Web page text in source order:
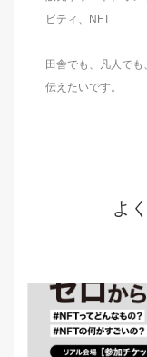
ビティ、NFT
田舎でも、凡人で
伝えたいです。
よ